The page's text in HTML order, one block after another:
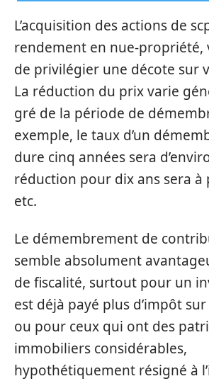
L’acquisition des actions de
rendement en nue-propriété,
de privilégier une décote sur
La réduction du prix varie
gré de la période de
exemple, le taux d’un
dure cinq années sera
réduction pour dix ans sera à
etc.
Le démembrement de
semble absolument
de fiscalité, surtout pour un
est déjà payé plus d’impôt
ou pour ceux qui ont des
immobiliers considérables,
hypothétiquement résigné à